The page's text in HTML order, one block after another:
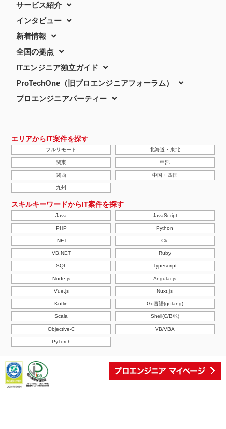
サービス紹介
インタビュー
新着情報
全国の拠点
ITエンジニア独立ガイド
ProTechOne（旧プロエンジニアフォーラム）
プロエンジニアパーティー
エリアからIT案件を探す
フルリモート 北海道・東北
関東 中部
関西 中国・四国
九州
スキルキーワードからIT案件を探す
Java JavaScript
PHP Python
.NET C#
VB.NET Ruby
SQL Typescript
Node.js Angular.js
Vue.js Nuxt.js
Kotlin Go言語(golang)
Scala Shell(C/B/K)
Objective-C VB/VBA
PyTorch